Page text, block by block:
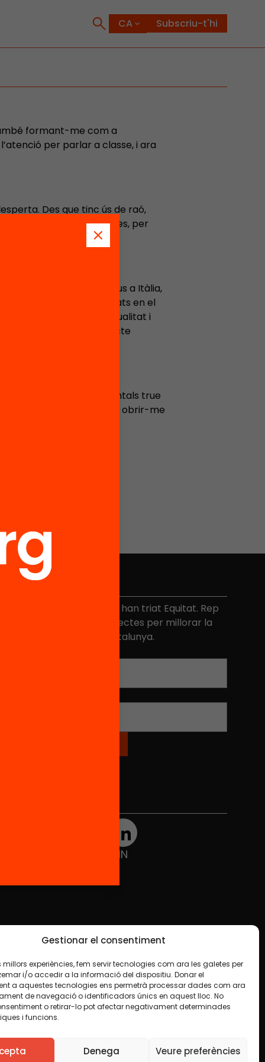
Gestionar el consentiment
millors experiències, fem servir tecnologies com ara les galetes per
i/o accedir a la informació del dispositiu. Donar el
a aquestes tecnologies ens permetrà processar dades com ara
de navegació o identificadors únics en aquest lloc. No
o retirar-lo pot afectar negativament determinades
i funcions.
Denega Veure preferències
Subscriu-t'hi
formant-me com a
per parlar a classe, i ara
Des que tinc ús de raó,
i poder escoltar històries, per
durant el meu Erasmus a Itàlia,
sobre diferents ciutats en el
al jovent amb l’actualitat i
com a editora del projecte
me a sèries i documentals true
per descobrir territoris i obrir-me
No et perdis res
Més de 40.000 persones ja han triat Equitat. Rep
iniciatives, propostes i projectes per millorar la
qualitat de l'educació a Catalunya.
IN
algun material indiquem el contrari. Us animem
inclosa la comercial. Només us demanem que